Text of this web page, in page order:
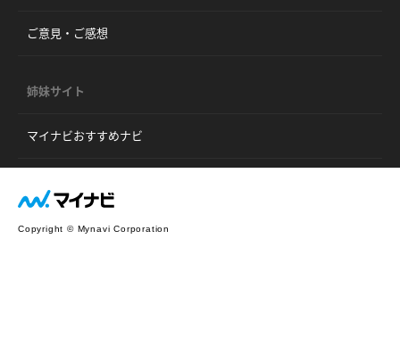
ご意見・ご感想
姉妹サイト
マイナビおすすめナビ
Copyright © Mynavi Corporation